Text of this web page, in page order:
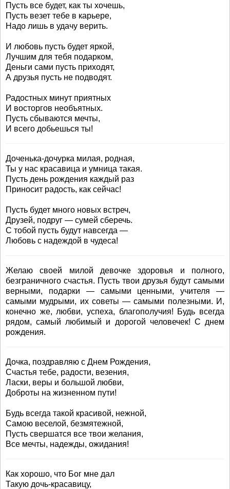
Пусть все будет, как ты хочешь,
Пусть везет тебе в карьере,
Надо лишь в удачу верить.
И любовь пусть будет яркой,
Лучшим для тебя подарком,
Деньги сами пусть приходят,
А друзья пусть не подводят.
Радостных минут приятных
И восторгов необъятных.
Пусть сбываются мечты,
И всего добьешься ты!
Доченька-дочурка милая, родная,
Ты у нас красавица и умница такая.
Пусть день рождения каждый раз
Приносит радость, как сейчас!
Пусть будет много новых встреч,
Друзей, подруг — сумей сберечь.
С тобой пусть будут навсегда —
Любовь с надеждой в чудеса!
Желаю своей милой девочке здоровья и полного,
безграничного счастья. Пусть твои друзья будут самыми
верными, подарки — самыми ценными, учителя —
самыми мудрыми, их советы — самыми полезными. И,
конечно же, любви, успеха, благополучия! Будь всегда
рядом, самый любимый и дорогой человечек! С днем
рождения.
Дочка, поздравляю с Днем Рождения,
Счастья тебе, радости, везения,
Ласки, веры и большой любви,
Доброты на жизненном пути!
Будь всегда такой красивой, нежной,
Самою веселой, безмятежной,
Пусть свершатся все твои желания,
Все мечты, надежды, ожидания!
Как хорошо, что Бог мне дал
Такую дочь-красавицу,